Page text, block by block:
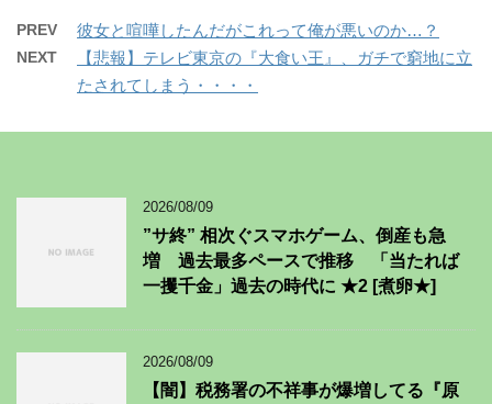
PREV 彼女と喧嘩したんだがこれって俺が悪いのか…？
NEXT
【悲報】テレビ東京の『大食い王』、ガチで窮地に立
たされてしまう・・・・
2026/08/09
”サ終” 相次ぐスマホゲーム、倒産も急
増 過去最多ペースで推移 「当たれば
一攫千金」過去の時代に ★2 [煮卵★]
2026/08/09
【闇】税務署の不祥事が爆増してる『原